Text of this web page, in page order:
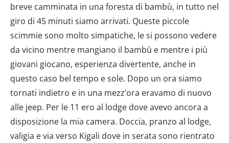
breve camminata in una foresta di bambù, in tutto nel
giro di 45 minuti siamo arrivati. Queste piccole
scimmie sono molto simpatiche, le si possono vedere
da vicino mentre mangiano il bambù e mentre i più
giovani giocano, esperienza divertente, anche in
questo caso bel tempo e sole. Dopo un ora siamo
tornati indietro e in una mezz’ora eravamo di nuovo
alle jeep. Per le 11 ero al lodge dove avevo ancora a
disposizione la mia camera. Doccia, pranzo al lodge,
valigia e via verso Kigali dove in serata sono rientrato